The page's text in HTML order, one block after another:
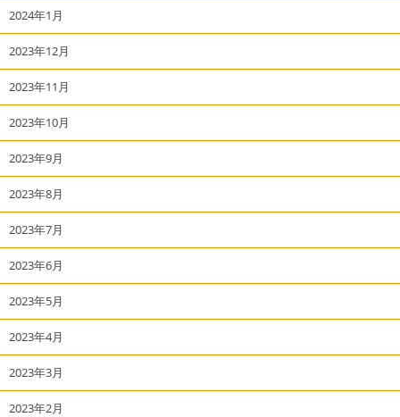
2024年1月
2023年12月
2023年11月
2023年10月
2023年9月
2023年8月
2023年7月
2023年6月
2023年5月
2023年4月
2023年3月
2023年2月